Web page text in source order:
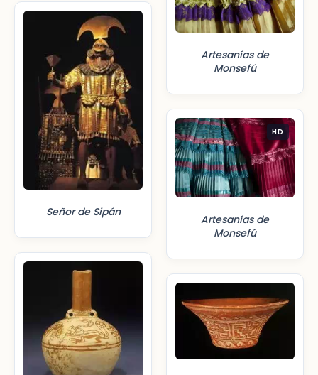
Señor de Sipán
Artesanías de
Monsefú
HD
Artesanías de
Monsefú